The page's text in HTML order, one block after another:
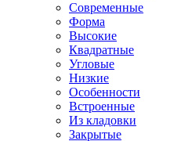
Современные
Форма
Высокие
Квадратные
Угловые
Низкие
Особенности
Встроенные
Из кладовки
Закрытые